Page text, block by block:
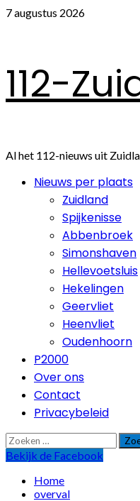
Ga
7 augustus 2026
112-
Al het 112-nieuws uit
PrimairNieuws per plaats
Zuidland
Spijkenisse
Abbenbroek
Simonshaven
Hellevoetsluis
Hekelingen
Geervliet
Heenvliet
Oudenhoorn
P2000
Over ons
Contact
Privacybeleid
Zoeken
naar:
Bekijk de Facebook
Home
overval